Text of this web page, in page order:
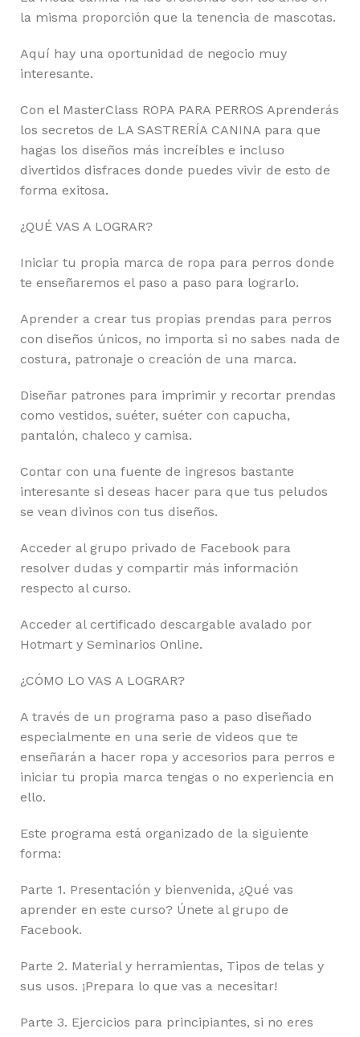
la misma proporción que la tenencia de mascotas.
Aquí hay una oportunidad de negocio muy
interesante.
Con el MasterClass ROPA PARA PERROS Aprenderás
los secretos de LA SASTRERÍA CANINA para que
hagas los diseños más increíbles e incluso
divertidos disfraces donde puedes vivir de esto de
forma exitosa.
¿QUÉ VAS A LOGRAR?
Iniciar tu propia marca de ropa para perros donde
te enseñaremos el paso a paso para lograrlo.
Aprender a crear tus propias prendas para perros
con diseños únicos, no importa si no sabes nada de
costura, patronaje o creación de una marca.
Diseñar patrones para imprimir y recortar prendas
como vestidos, suéter, suéter con capucha,
pantalón, chaleco y camisa.
Contar con una fuente de ingresos bastante
interesante si deseas hacer para que tus peludos
se vean divinos con tus diseños.
Acceder al grupo privado de Facebook para
resolver dudas y compartir más información
respecto al curso.
Acceder al certificado descargable avalado por
Hotmart y Seminarios Online.
¿CÓMO LO VAS A LOGRAR?
A través de un programa paso a paso diseñado
especialmente en una serie de videos que te
enseñarán a hacer ropa y accesorios para perros e
iniciar tu propia marca tengas o no experiencia en
ello.
Este programa está organizado de la siguiente
forma:
Parte 1. Presentación y bienvenida, ¿Qué vas
aprender en este curso? Únete al grupo de
Facebook.
Parte 2. Material y herramientas, Tipos de telas y
sus usos. ¡Prepara lo que vas a necesitar!
Parte 3. Ejercicios para principiantes, si no eres